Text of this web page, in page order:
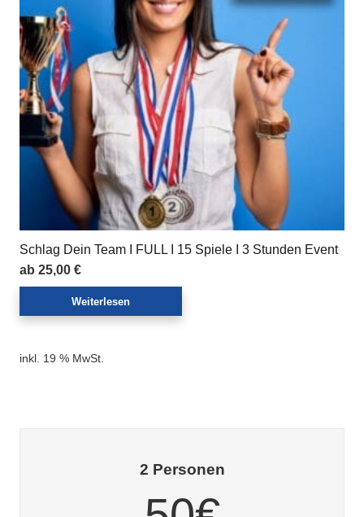
Schlag Dein Team I FULL I 15 Spiele I 3 Stunden Event
ab 25,00 €
Weiterlesen
inkl. 19 % MwSt.
2 Personen